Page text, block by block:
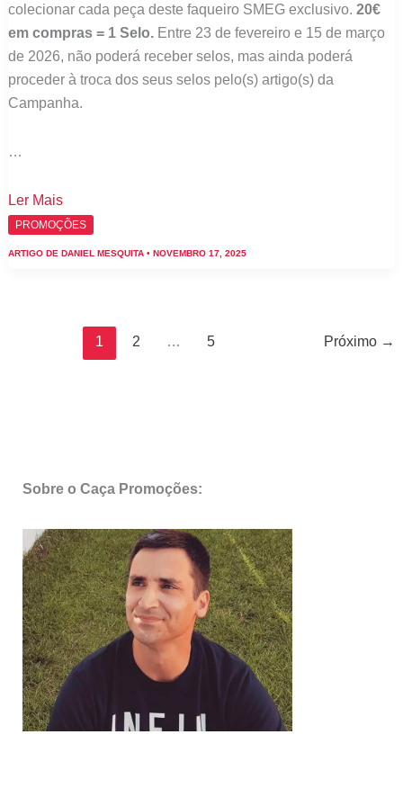
colecionar cada peça deste faqueiro SMEG exclusivo. 20€
em compras = 1 Selo. Entre 23 de fevereiro e 15 de março
de 2026, não poderá receber selos, mas ainda poderá
proceder à troca dos seus selos pelo(s) artigo(s) da
Campanha.
…
Continente:
Conheça
Ler Mais
PROMOÇÕES
ARTIGO DE DANIEL MESQUITA • NOVEMBRO 17, 2025
1 2 … 5 Próximo →
Sobre o Caça Promoções: